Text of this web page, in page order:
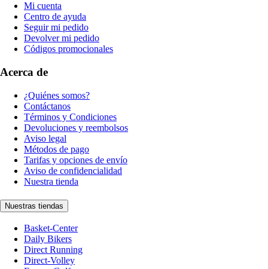
Mi cuenta
Centro de ayuda
Seguir mi pedido
Devolver mi pedido
Códigos promocionales
Acerca de
¿Quiénes somos?
Contáctanos
Términos y Condiciones
Devoluciones y reembolsos
Aviso legal
Métodos de pago
Tarifas y opciones de envío
Aviso de confidencialidad
Nuestra tienda
Nuestras tiendas
Basket-Center
Daily Bikers
Direct Running
Direct-Volley